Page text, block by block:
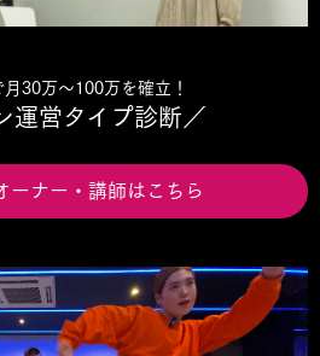
月30万〜100万を確立！
運営タイプ診断／
ーナー・講師はこちら